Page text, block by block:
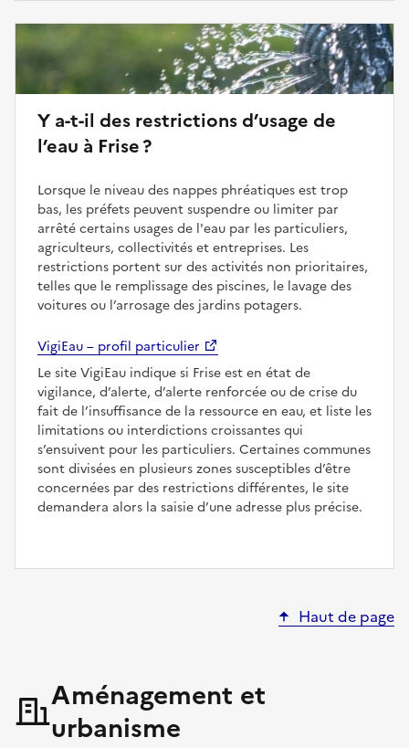
Y a-t-il des restrictions d’usage de
l’eau à Frise ?
Lorsque le niveau des nappes phréatiques est trop
bas, les préfets peuvent suspendre ou limiter par
arrêté certains usages de l'eau par les particuliers,
agriculteurs, collectivités et entreprises. Les
restrictions portent sur des activités non prioritaires,
telles que le remplissage des piscines, le lavage des
voitures ou l’arrosage des jardins potagers.
VigiEau – profil particulier
Le site VigiEau indique si Frise est en état de
vigilance, d’alerte, d’alerte renforcée ou de crise du
fait de l’insuffisance de la ressource en eau, et liste les
limitations ou interdictions croissantes qui
s’ensuivent pour les particuliers. Certaines communes
sont divisées en plusieurs zones susceptibles d’être
concernées par des restrictions différentes, le site
demandera alors la saisie d’une adresse plus précise.
Haut de page
Aménagement et
urbanisme